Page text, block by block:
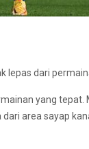
lepas dari
yang tepat.
area sayap